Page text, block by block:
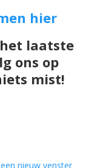
hier
laatste
ons op
mist!
nieuw venster